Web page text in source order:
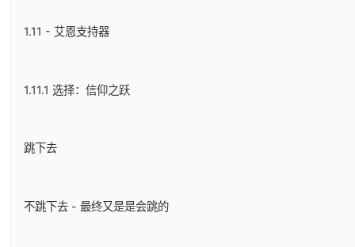
1.11 - 艾恩支持器
1.11.1 选择：信仰之跃
跳下去
不跳下去 - 最终又是是会跳的